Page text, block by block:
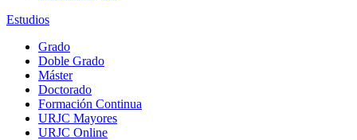
Estudios
Grado
Doble Grado
Máster
Doctorado
Formación Continua
URJC Mayores
URJC Online